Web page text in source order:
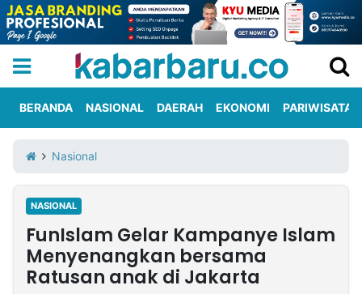
Iklan
Berita
Kami
Nasional
International
Olahraga
Entertainment
Daerah
Pariwisata
Kuliner
Kolom
BERANDA NASIONAL DAERAH EKONOMI PARIWISATA
Nasional
NASIONAL
FunIslam Gelar Kampanye Islam
Menyenangkan bersama
Ratusan anak di Jakarta